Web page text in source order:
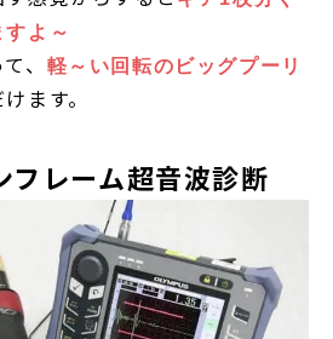
よ～
、
軽～い回転のビッグプーリ
ます。
レーム超音波診断